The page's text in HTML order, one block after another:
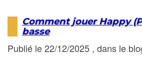
Comment jouer Happy
basse
Publié le 22/12/2025 , dans le